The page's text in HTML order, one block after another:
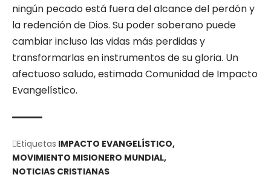
ningún pecado está fuera del alcance del perdón y
la redención de Dios. Su poder soberano puede
cambiar incluso las vidas más perdidas y
transformarlas en instrumentos de su gloria. Un
afectuoso saludo, estimada Comunidad de Impacto
Evangelístico.
Etiquetas IMPACTO EVANGELÍSTICO
MOVIMIENTO MISIONERO MUNDIAL
NOTICIAS CRISTIANAS